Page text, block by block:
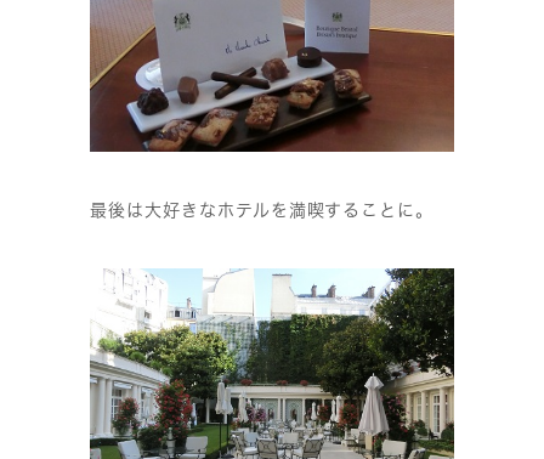
最後は大好きなホテルを満喫することに。